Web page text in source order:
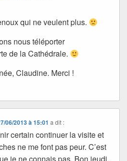
qui ne veulent plus.
nous téléporter
de la Cathédrale.
Claudine. Merci !
06/2013 à 15:01 a dit :
certain continuer la visite et
ne me font pas peur. C’est